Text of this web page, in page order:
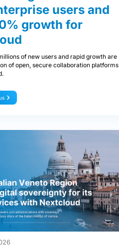
users and
growth for
of new users and rapid growth are
of open, secure collaboration platforms